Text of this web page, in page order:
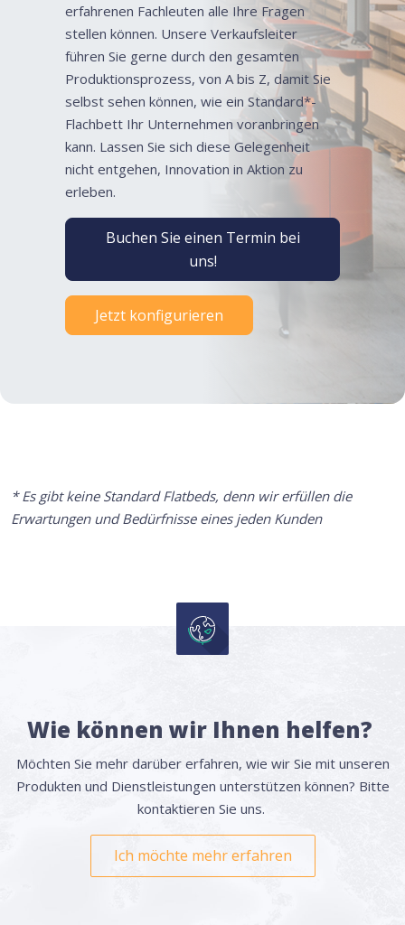
erfahrenen Fachleuten alle Ihre Fragen
stellen können. Unsere Verkaufsleiter
führen Sie gerne durch den gesamten
Produktionsprozess, von A bis Z, damit Sie
selbst sehen können, wie ein Standard*-
Flachbett Ihr Unternehmen voranbringen
kann. Lassen Sie sich diese Gelegenheit
nicht entgehen, Innovation in Aktion zu
erleben.
Buchen Sie einen Termin bei
uns!
Jetzt konfigurieren
* Es gibt keine Standard Flatbeds, denn wir erfüllen die
Erwartungen und Bedürfnisse eines jeden Kunden
Wie können wir Ihnen helfen?
Möchten Sie mehr darüber erfahren, wie wir Sie mit unseren
Produkten und Dienstleistungen unterstützen können? Bitte
kontaktieren Sie uns.
Ich möchte mehr erfahren